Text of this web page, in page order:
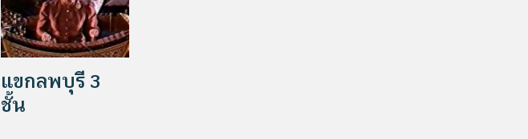
แขกลพบุรี 3
ชั้น